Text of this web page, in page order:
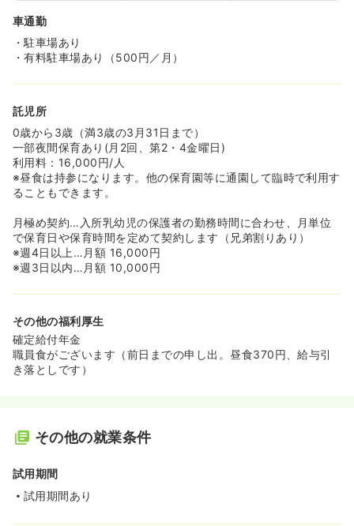
車通勤
・駐車場あり
・有料駐車場あり（500円／月）
託児所
0歳から3歳（満3歳の3月31日まで）
一部夜間保育あり(月2回、第2・4金曜日)
利用料：16,000円/人
※昼食は持参になります。他の保育園等に通園して臨時で利用す
ることもできます。
月極め契約…入所乳幼児の保護者の勤務時間に合わせ、月単位
で保育日や保育時間を定めて契約します（兄弟割りあり）
※週4日以上…月額 16,000円
※週3日以内…月額 10,000円
その他の福利厚生
確定給付年金
職員食がございます（前日までの申し出。昼食370円、給与引
き落としです）
その他の就業条件
試用期間
試用期間あり